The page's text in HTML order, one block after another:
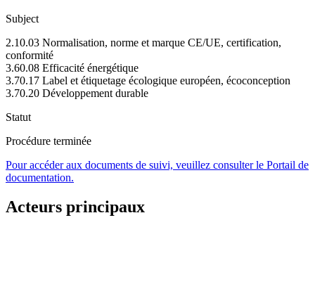
Subject
2.10.03 Normalisation, norme et marque CE/UE, certification,
conformité
3.60.08 Efficacité énergétique
3.70.17 Label et étiquetage écologique européen, écoconception
3.70.20 Développement durable
Statut
Procédure terminée
Pour accéder aux documents de suivi, veuillez consulter le Portail de
documentation.
Acteurs principaux